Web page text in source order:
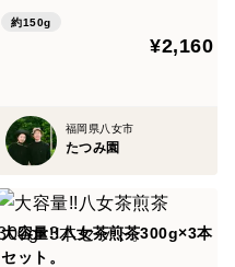
約150g
¥2,160
福岡県八女市
たつみ園
大容量!!八女茶煎茶300g×3本
セット。